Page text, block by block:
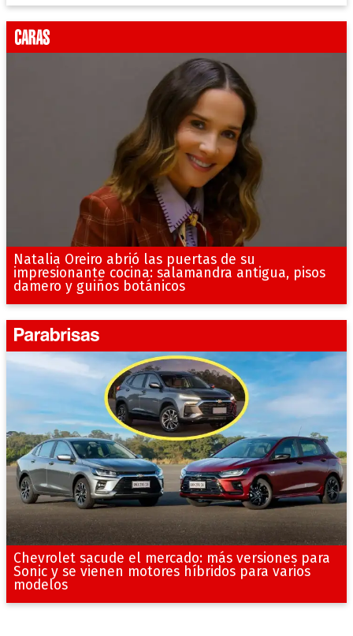
Natalia Oreiro abrió las puertas de su
impresionante cocina: salamandra antigua, pisos
damero y guiños botánicos
Chevrolet sacude el mercado: más versiones para
Sonic y se vienen motores híbridos para varios
modelos